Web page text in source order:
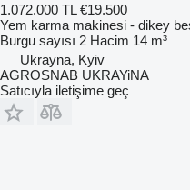
1.072.000 TL €19.500
Yem karma makinesi - dikey
Burgu sayısı 2 Hacim 14 m³
Ukrayna, Kyiv
AGROSNAB UKRAYiNA
Satıcıyla iletişime geç